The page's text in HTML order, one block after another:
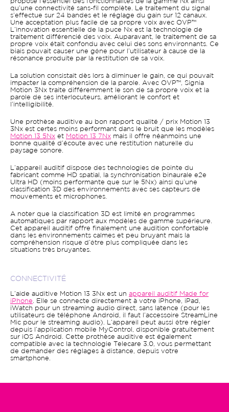
propose l’essentiel des fonctionnalités de la gamme Nx ainsi
qu’une connectivité sans-fil complète. Le traitement du signal
s’effectue sur 24 bandes et le réglage du gain sur 12 canaux.
Une acceptation plus facile de sa propre voix avec OVP™
L’innovation essentielle de la puce Nx est la technologie de
traitement différencié des voix. Auparavant, le traitement de sa
propre voix était confondu avec celui des sons environnants. Ce
biais pouvait causer une gêne pour l’utilisateur à cause de la
résonance produite par la restitution de sa voix.
La solution consistait dès lors à diminuer le gain, ce qui pouvait
impacter la compréhension de la parole. Avec OVP™, Signia
Motion 3Nx traite différemment le son de sa propre voix et la
parole de ses interlocuteurs, améliorant le confort et
l’intelligibilité.
Une prothèse auditive au bon rapport qualité / prix Motion 13
3Nx est certes moins performant dans le bruit que les modèles
Motion 13 5Nx et Motion 13 7Nx mais il offre néanmoins une
bonne qualité d’écoute avec une restitution naturelle du
paysage sonore.
L’appareil auditif dispose des technologies de pointe du
fabricant comme HD spatial, la synchronisation binaurale e2e
Ultra HD (moins performante que sur le 5Nx) ainsi qu’une
classification 3D des environnements avec ses capteurs de
mouvements et microphones.
A noter que la classification 3D est limité en programmes
automatiques par rapport aux modèles de gamme supérieure.
Cet appareil auditif offre finalement une audition confortable
dans les environnements calmes et peu bruyant mais la
compréhension risque d’être plus compliquée dans les
situations très bruyantes.
CONNECTIVITÉ
L’aide auditive Motion 13 3Nx est un appareil auditif Made for
iPhone . Elle se connecte directement à votre iPhone, iPad,
iWatch pour un streaming audio direct, sans latence (pour les
utilisateurs de téléphone Android, il faut l’accessoire StreamLine
Mic pour le streaming audio). L’appareil peut aussi être régler
depuis l’application mobile MyControl, disponible gratuitement
sur iOS Android. Cette prothèse auditive est également
compatible avec la technologie Telecare 3.0, vous permettant
de demander des réglages à distance, depuis votre
smartphone.